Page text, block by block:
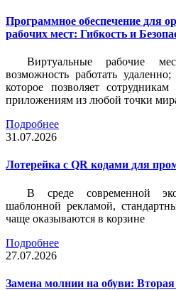
Программное обеспечение для
рабочих мест: Гибкость и
Виртуальные рабочие
возможность работать
которое позволяет
приложениям из любой точки
Подробнее
31.07.2026
Лотерейка c QR кодами для
В среде современной
шаблонной рекламой,
чаще оказываются в корзине
Подробнее
27.07.2026
Замена молнии на обуви: